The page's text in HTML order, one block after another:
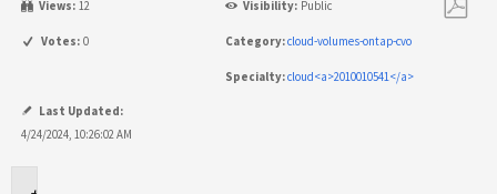
Views: 12 Visibility: Public
Votes: 0 Category:cloud-volumes-ontap-cvo
Specialty:cloud<a>2010010541</a>
Last Updated:
4/24/2024, 10:26:02 AM